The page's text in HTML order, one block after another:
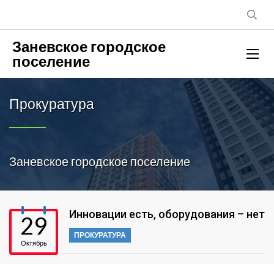
Заневское городское
поселение
Прокуратура
Заневское городское поселение
29
Октябрь
Инновации есть, оборудования – нет
ПРОКУРАТУРА